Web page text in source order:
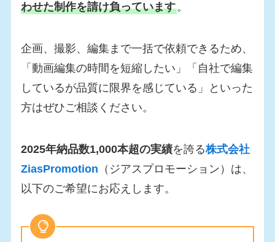
わせた制作を請け負っています。
企画、撮影、編集まで一括で依頼できるため、
「動画編集の時間を短縮したい」「自社で編集
しているが品質に限界を感じている」といった
方はぜひご相談ください。
2025年納品数1,000本超の実績を誇る株式会社
ZiasPromotion （ジアスプロモーション）は、
以下のご希望にお応えします。